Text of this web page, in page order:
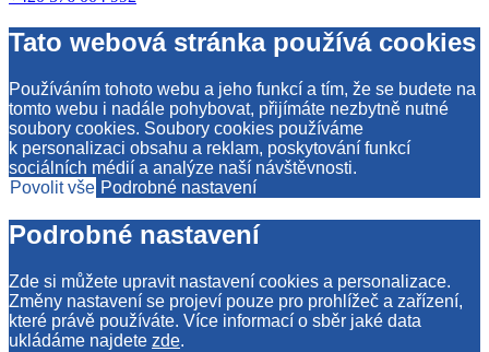
Tato webová stránka používá cookies
Používáním tohoto webu a jeho funkcí a tím, že se budete na
tomto webu i nadále pohybovat, přijímáte nezbytně nutné
soubory cookies. Soubory cookies používáme
k personalizaci obsahu a reklam, poskytování funkcí
sociálních médií a analýze naší návštěvnosti.
Povolit vše Podrobné nastavení
Podrobné nastavení
Zde si můžete upravit nastavení cookies a personalizace.
Změny nastavení se projeví pouze pro prohlížeč a zařízení,
které právě používáte. Více informací o sběr jaké data
ukládáme najdete zde.